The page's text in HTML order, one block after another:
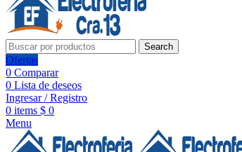
Search
Ofertas
0 Comparar
0 Lista de deseos
Ingresar / Registro
0 items $ 0
Menu